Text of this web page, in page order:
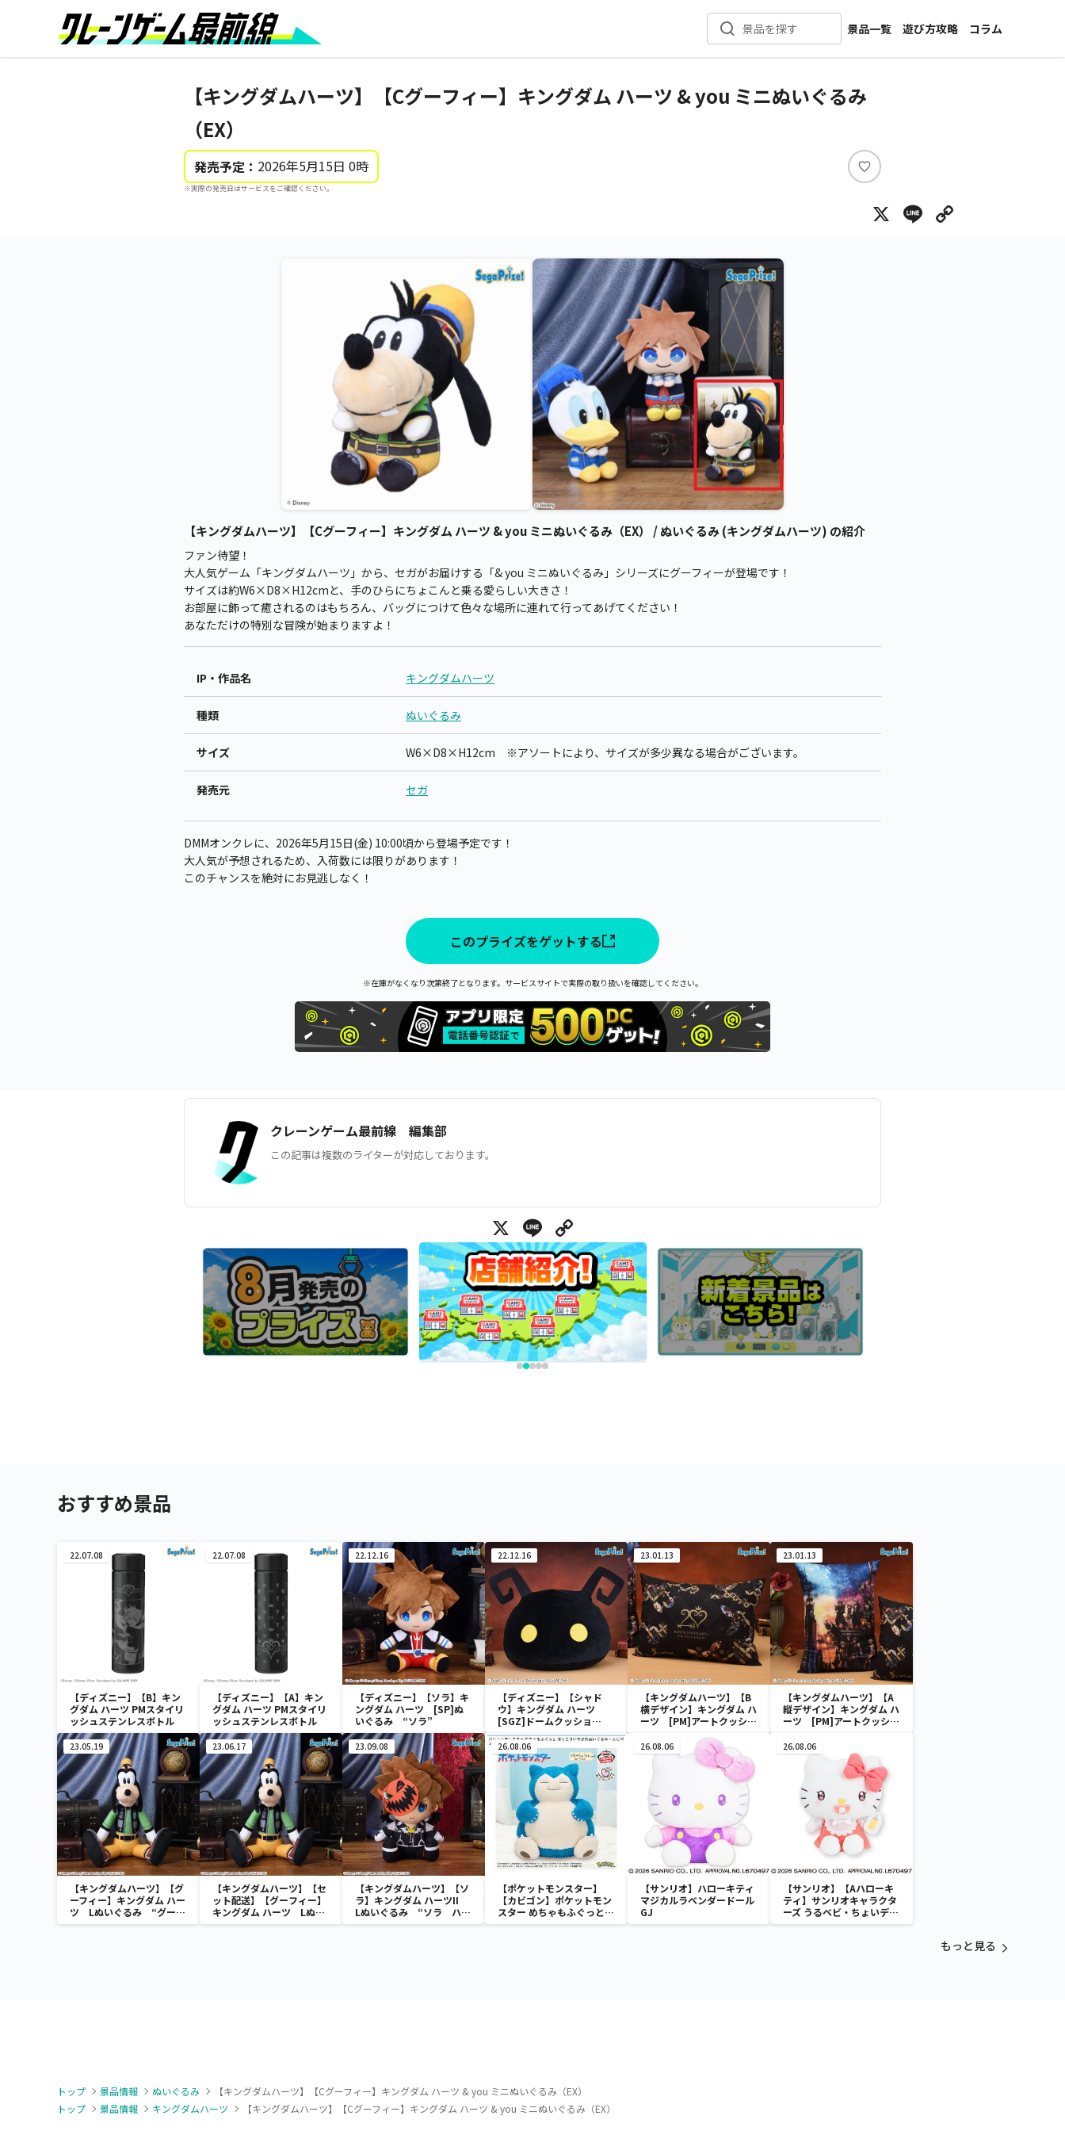
景品を探す
景品一覧
新着景品
カテゴリ一覧
遊び方攻略
コラム
インタビュー
【キングダムハーツ】【Cグーフィー】キングダム ハーツ & you ミニぬいぐるみ
（EX）
発売予定： 2026年5月15日 0時
※実際の発売日はサービスをご確認ください。
い
ね
X Line
【キングダムハーツ】【Cグーフィー】キングダム ハーツ & you ミニぬいぐるみ（EX） / ぬいぐるみ (キングダムハーツ) の紹介
ファン待望！
大人気ゲーム「キングダムハーツ」から、セガがお届けする「& you ミニぬいぐるみ」シリーズにグーフィーが登場です！
サイズは約W6×D8×H12cmと、手のひらにちょこんと乗る愛らしい大きさ！
お部屋に飾って癒されるのはもちろん、バッグにつけて色々な場所に連れて行ってあげてください！
あなただけの特別な冒険が始まりますよ！
IP・作品名 キングダムハーツ
種類 ぬいぐるみ
サイズ W6×D8×H12cm ※アソートにより、サイズが多少異なる場合がございます。
発売元 セガ
DMMオンクレに、2026年5月15日(金) 10:00頃から登場予定です！
大人気が予想されるため、入荷数には限りがあります！
このチャンスを絶対にお見逃しなく！
このプライズをゲットする
※在庫がなくなり次第終了となります。サービスサイトで実際の取り扱いを確認してください。
クレーンゲーム最前線 編集部
この記事は複数のライターが対応しております。
X Line
おすすめ景品
22.07.08
【ディズニー】【B】キン
グダム ハーツ PMスタイリ
ッシュステンレスボトル
22.07.08
【ディズニー】【A】キン
グダム ハーツ PMスタイリ
ッシュステンレスボトル
22.12.16
【ディズニー】【ソラ】キ
ングダム ハーツ [SP]ぬ
いぐるみ “ソラ”
22.12.16
【ディズニー】【シャド
ウ】キングダム ハーツ
[SGZ]ドームクッショ
ン “シャドウ”
23.01.13
【キングダムハーツ】【B
横デザイン】キングダム ハ
ーツ [PM]アートクッショ
23.01.13
【キングダムハーツ】【A
縦デザイン】キングダム ハ
ーツ [PM]アートクッショ
23.05.19
【キングダムハーツ】【グ
ーフィー】キングダム ハー
ツ Lぬいぐるみ “グーフ
ィー”
23.06.17
【キングダムハーツ】【セ
ット配送】【グーフィー】
キングダム ハーツ Lぬい
ぐるみ “グーフィー”
23.09.08
【キングダムハーツ】【ソ
ラ】キングダム ハーツII
Lぬいぐるみ “ソラ ハロ
ウィンタウンVer.”
26.08.06
【ポケットモンスター】
【カビゴン】ポケットモン
スター めちゃもふぐっと
ほっこりいやされぬいぐる
26.08.06
【サンリオ】ハローキティ
マジカルラベンダードール
GJ
26.08.06
【サンリオ】【Aハローキ
ティ】サンリオキャラクタ
ーズ うるベビ・ちょいデカ
ドール
もっと見る
トップ 景品情報 ぬいぐるみ
【キングダムハーツ】【Cグーフィー】キングダム ハーツ & you ミニぬいぐるみ（EX）
トップ
景品情報 キングダムハーツ 【キングダムハーツ】【Cグーフィー】キングダム ハーツ & you ミニぬいぐるみ（EX）